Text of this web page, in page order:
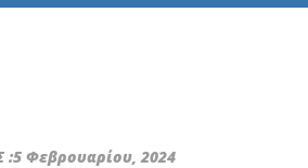
Φεβρουαρίου, 2024